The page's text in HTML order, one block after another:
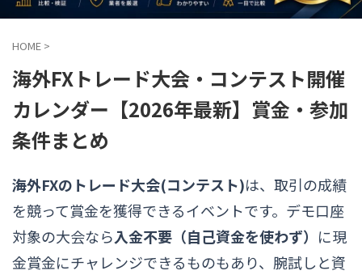
HOME >
海外FXトレード大会・コンテスト開催
カレンダー【2026年最新】賞金・参加
条件まとめ
海外FXのトレード大会(コンテスト)は、取引の成績
を競って賞金を獲得できるイベントです。デモ口座
対象の大会なら入金不要（自己資金を使わず） に現
金賞金にチャレンジできるものもあり、腕試しと資